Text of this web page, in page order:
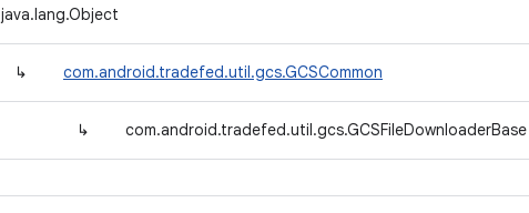
java.lang.Object
↳ com.android.tradefed.util.gcs.GCSCommon
↳ com.android.tradefed.util.gcs.GCSFileDownloaderBase